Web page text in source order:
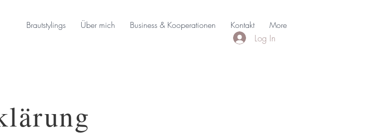
Brautstylings Über mich Business & Kooperationen Kontakt More
Log In